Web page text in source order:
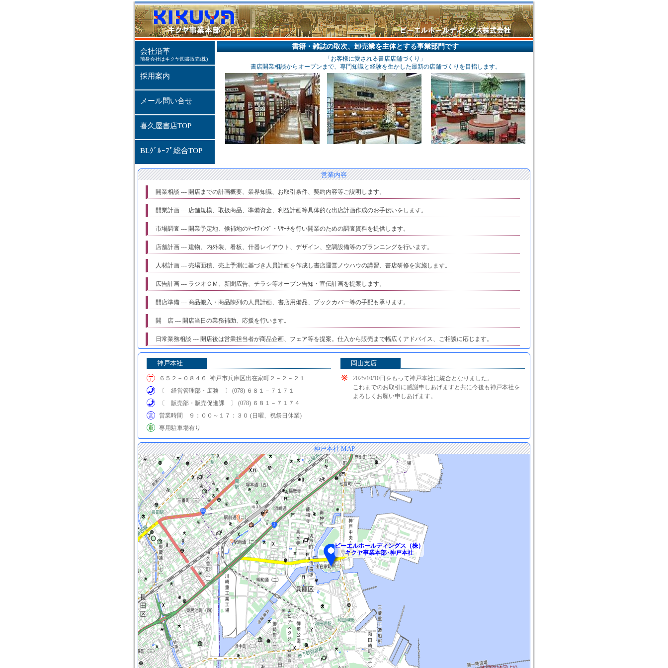
書籍・雑誌の取次、卸売業を主体とする事業部門です
「お客様に愛される書店店舗づくり」
書店開業相談からオープンまで、専門知識と経験を生かした最新の店舗づくりを目指します。
会社沿革
前身会社はキクヤ図書販売(株)
採用案内
メール問い合せ
喜久屋書店TOP
BLｸﾞﾙｰﾌﾟ総合TOP
営業内容
開業相談 --- 開店までの計画概要、業界知識、お取引条件、契約内容等ご説明します。
開業計画 --- 店舗規模、取扱商品、準備資金、利益計画等具体的な出店計画作成のお手伝いをします。
市場調査 --- 開業予定地、候補地のﾏｰｹﾃｨﾝｸﾞ・ﾘｻｰﾁを行い開業のための調査資料を提供します。
店舗計画 --- 建物、内外装、看板、什器レイアウト、デザイン、空調設備等のプランニングを行います。
人材計画 --- 売場面積、売上予測に基づき人員計画を作成し書店運営ノウハウの講習、書店研修を実施します。
広告計画 --- ラジオＣＭ、新聞広告、チラシ等オープン告知・宣伝計画を提案します。
開店準備 --- 商品搬入・商品陳列の人員計画、書店用備品、ブックカバー等の手配も承ります。
開 店 --- 開店当日の業務補助、応援を行います。
日常業務相談 --- 開店後は営業担当者が商品企画、フェア等を提案。仕入から販売まで幅広くアドバイス、ご相談に応じます。
神戸本社 岡山支店
６５２－０８４６ 神戸市兵庫区出在家町２－２－２１
〔 経営管理部・庶務 〕 (078) ６８１－７１７１
〔 販売部・販売促進課 〕 (078) ６８１－７１７４
営業時間 ９：００～１７：３０ (日曜、祝祭日休業)
専用駐車場有り
2025/10/10日をもって神戸本社に統合となりました。
これまでのお取引に感謝申しあげますと共に今後も神戸本社を
よろしくお願い申しあげます。
神戸本社 MAP
ビーエルホールディングス（株）
キクヤ事業本部･神戸本社